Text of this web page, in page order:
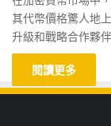
其代幣價格驚人地
升級和戰略合作夥
閱讀更多